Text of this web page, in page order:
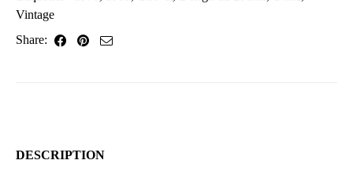
Vintage
Share:
DESCRIPTION